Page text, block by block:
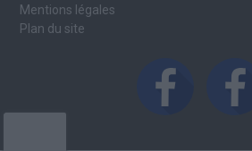
Mentions légales
Plan du site